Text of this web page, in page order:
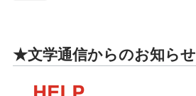
★文学通信からのお知らせ